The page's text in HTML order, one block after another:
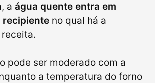
a água quente entra em
no qual há a
pode ser moderado com a
a temperatura do forno